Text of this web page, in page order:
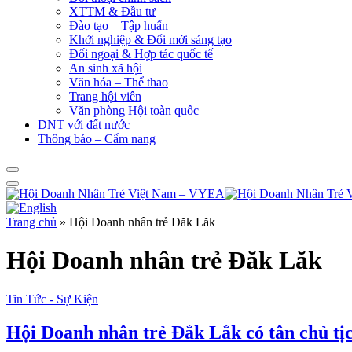
XTTM & Đầu tư
Đào tạo – Tập huấn
Khởi nghiệp & Đổi mới sáng tạo
Đối ngoại & Hợp tác quốc tế
An sinh xã hội
Văn hóa – Thể thao
Trang hội viên
Văn phòng Hội toàn quốc
DNT với đất nước
Thông báo – Cẩm nang
Trang chủ » Hội Doanh nhân trẻ Đăk Lăk
Hội Doanh nhân trẻ Đăk Lăk
Tin Tức - Sự Kiện
Hội Doanh nhân trẻ Đắk Lắk có tân chủ